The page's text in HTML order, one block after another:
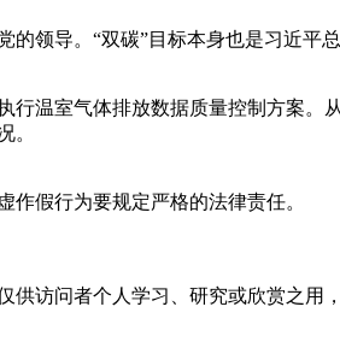
领导。“双碳”目标本身也是习近平
温室气体排放数据质量控制方案
。
假行为要规定严格的法律责任。
访问者个人学习、研究或欣赏之用